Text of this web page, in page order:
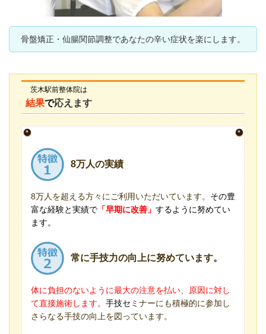
骨盤矯正・仙腸関節調整であなたの辛い症状を楽にします。
茨木駅前整体院は
結果で応えます
8万人の実績
8万人を超える方々にご利用いただいています。 その豊
富な経験と実績で 「早期に改善」 するように努めてい
ます。
常に手技力の向上に努めています。
体に負担のないように最大の注意を払い、原因に対し
て直接施術します。 手技セ ミナーにも積極的に参加し
さらなる手技の向上を図っています。